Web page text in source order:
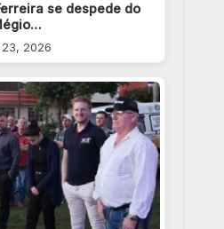
se despede do
2026